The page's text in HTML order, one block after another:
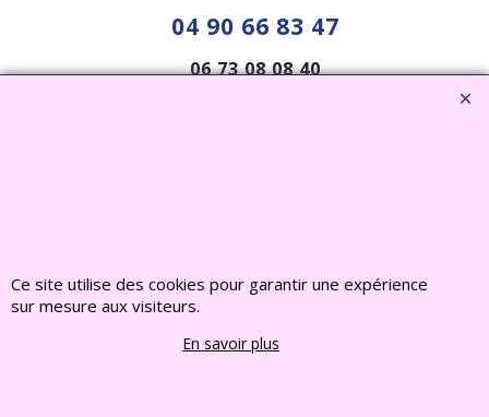
04 90 66 83 47
06 73 08 08 40
www.deco-jardin-zen.com
2022 FRANCE CHIOTS © Tous droits reserves
Ce site utilise des cookies pour garantir une expérience
sur mesure aux visiteurs.
En savoir plus